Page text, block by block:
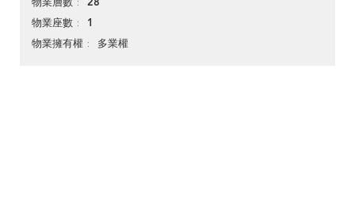
物業座數 1
物業擁有權 多業權